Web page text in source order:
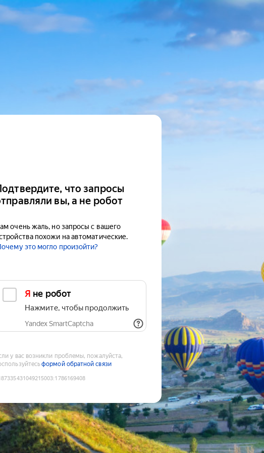
что запросы
вы, а не робот
очень жаль, но запросы с вашего
похожи на автоматические.
это могло произойти?
Я не робот
Нажмите, чтобы продолжить
Yandex SmartCaptcha
у вас возникли проблемы, пожалуйста,
формой обратной связи
:1786169408